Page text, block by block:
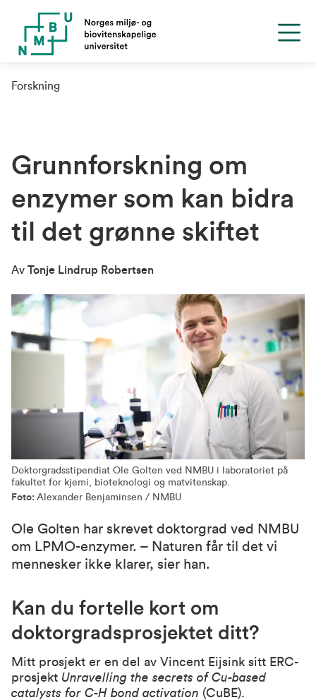
Forskning
Grunnforskning om
enzymer som kan bidra
til det grønne skiftet
Av Tonje Lindrup Robertsen
Doktorgradsstipendiat Ole Golten ved NMBU i laboratoriet på
fakultet for kjemi, bioteknologi og matvitenskap.
Foto: Alexander Benjaminsen / NMBU
Ole Golten har skrevet doktorgrad ved NMBU
om LPMO-enzymer. – Naturen får til det vi
mennesker ikke klarer, sier han.
Kan du fortelle kort om
doktorgradsprosjektet ditt?
Mitt prosjekt er en del av Vincent Eijsink sitt ERC-
prosjekt Unravelling the secrets of Cu-based
catalysts for C-H bond activation (CuBE).